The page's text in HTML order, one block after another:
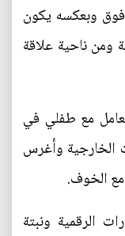
وبعكسه يكون
ومن ناحية علاقة
مع طفلي في
الخارجية وأغرس
مع الخوف.
الرقمية ونبتة